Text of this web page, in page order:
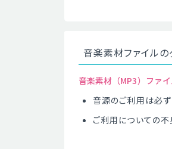
音楽素材ファイル
音楽素材（MP3）ファ
音源のご利用は必ず
ご利用についての